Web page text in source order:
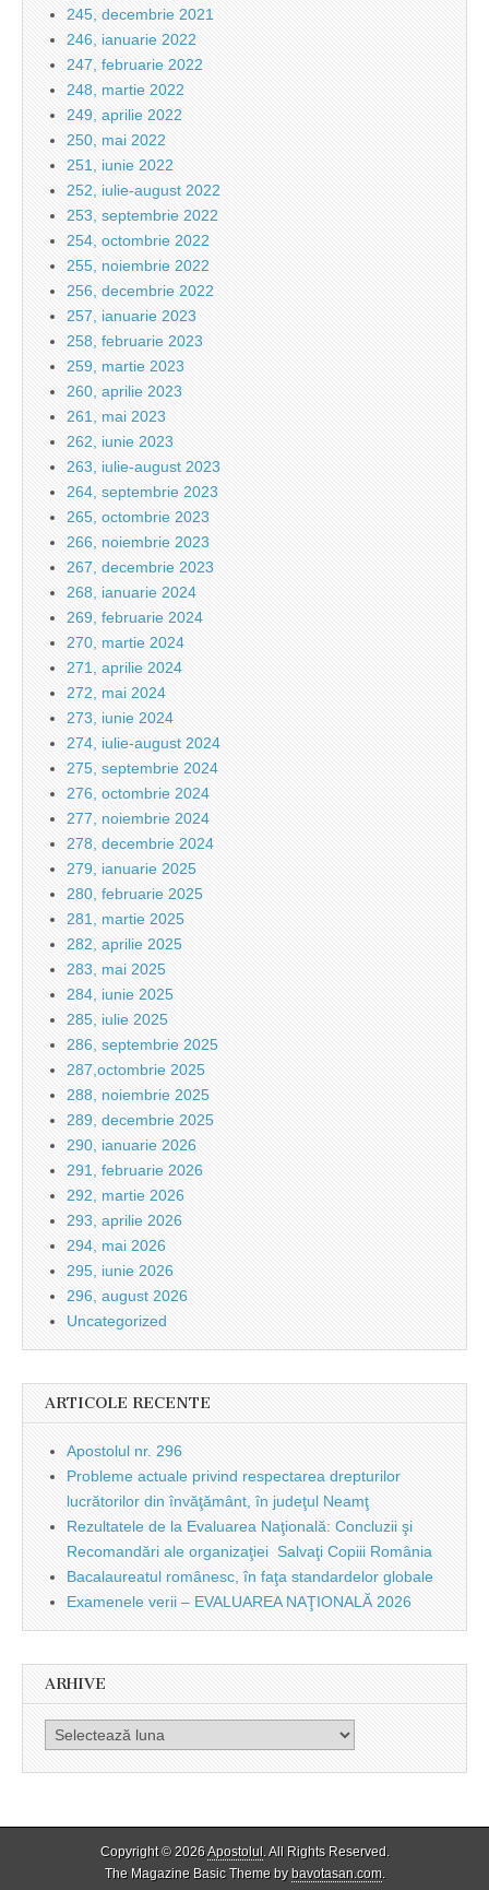
245, decembrie 2021
246, ianuarie 2022
247, februarie 2022
248, martie 2022
249, aprilie 2022
250, mai 2022
251, iunie 2022
252, iulie-august 2022
253, septembrie 2022
254, octombrie 2022
255, noiembrie 2022
256, decembrie 2022
257, ianuarie 2023
258, februarie 2023
259, martie 2023
260, aprilie 2023
261, mai 2023
262, iunie 2023
263, iulie-august 2023
264, septembrie 2023
265, octombrie 2023
266, noiembrie 2023
267, decembrie 2023
268, ianuarie 2024
269, februarie 2024
270, martie 2024
271, aprilie 2024
272, mai 2024
273, iunie 2024
274, iulie-august 2024
275, septembrie 2024
276, octombrie 2024
277, noiembrie 2024
278, decembrie 2024
279, ianuarie 2025
280, februarie 2025
281, martie 2025
282, aprilie 2025
283, mai 2025
284, iunie 2025
285, iulie 2025
286, septembrie 2025
287,octombrie 2025
288, noiembrie 2025
289, decembrie 2025
290, ianuarie 2026
291, februarie 2026
292, martie 2026
293, aprilie 2026
294, mai 2026
295, iunie 2026
296, august 2026
Uncategorized
ARTICOLE RECENTE
Apostolul nr. 296
Probleme actuale privind respectarea drepturilor
lucrătorilor din învăţământ, în judeţul Neamţ
Rezultatele de la Evaluarea Naţională: Concluzii şi
Recomandări ale organizaţiei Salvaţi Copiii România
Bacalaureatul românesc, în faţa standardelor globale
Examenele verii – EVALUAREA NAŢIONALĂ 2026
ARHIVE
Arhive
Copyright © 2026Apostolul. All Rights Reserved.
The Magazine Basic Theme bybavotasan.com.